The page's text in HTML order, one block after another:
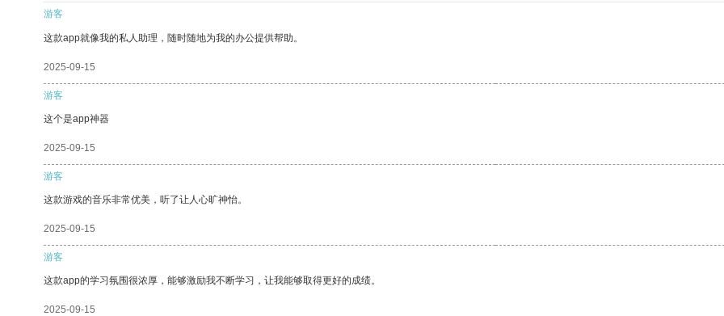
游客
这款app就像我的私人助理，随时随地为我的办公提供帮助。
2025-09-15
游客
这个是app神器
2025-09-15
游客
这款游戏的音乐非常优美，听了让人心旷神怡。
2025-09-15
游客
这款app的学习氛围很浓厚，能够激励我不断学习，让我能够取得更好的成绩。
2025-09-15